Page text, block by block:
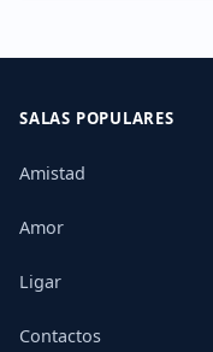
SALAS POPULARES
Amistad
Amor
Ligar
Contactos